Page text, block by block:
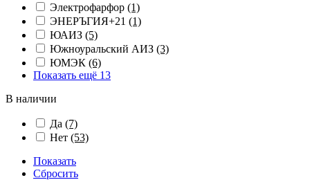
Электрофарфор (1)
ЭНЕРЪГИЯ+21 (1)
ЮАИЗ (5)
Южноуральский АИЗ (3)
ЮМЭК (6)
Показать ещё 13
В наличии
Да (7)
Нет (53)
Показать
Сбросить